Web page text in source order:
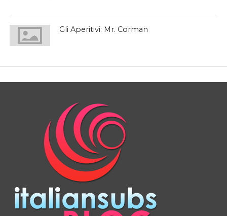
Gli Aperitivi: Mr. Corman